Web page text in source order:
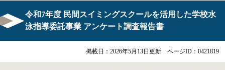
令和7年度 民間スイミングスクールを活用した学校水
泳指導委託事業 アンケート調査報告書
掲載日：2026年5月13日更新 ページID：0421819